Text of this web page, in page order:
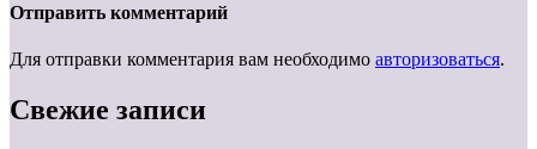
Отправить комментарий
Для отправки комментария вам необходимо авторизоваться.
Свежие записи